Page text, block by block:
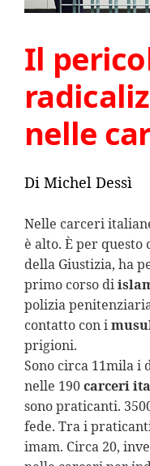
Il
nelle
Di Michel Dessì
Nelle carceri
è alto. È per questo
della Giustizia, ha
primo corso di
polizia
contatto con i
prigioni.
Sono circa 11mila
nelle 190carceri
sono praticanti.
fede. Tra i
imam. Circa 20,